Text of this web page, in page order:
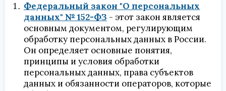
Федеральный закон "О персональных
данных" № 152-ФЗ - этот закон является
основным документом, регулирующим
обработку персональных данных в России.
Он определяет основные понятия,
принципы и условия обработки
персональных данных, права субъектов
данных и обязанности операторов, которые